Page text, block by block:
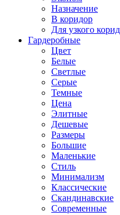
Назначение
В коридор
Для узкого
Гардеробные
Цвет
Белые
Светлые
Серые
Темные
Цена
Элитные
Дешевые
Размеры
Большие
Маленькие
Стиль
Минимализм
Классические
Скандинавские
Современные